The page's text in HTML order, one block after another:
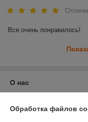
Все очень понравилось!
О нас
Контакты
Обработка файлов